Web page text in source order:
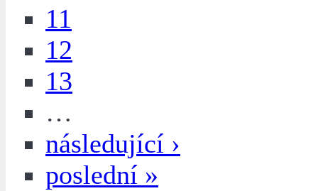
11
12
13
…
následující ›
poslední »